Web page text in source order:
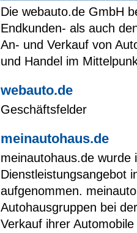
Die webauto.de GmbH
Endkunden- als auch
An- und Verkauf von
und Handel im
webauto.de
Geschäftsfelder
meinautohaus.de
meinautohaus.de
Dienstleistungsangebot
aufgenommen.
Autohausgruppen bei
Verkauf ihrer